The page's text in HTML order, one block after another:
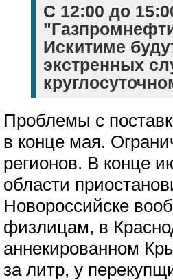
С 12:00 до
Искитиме
экстренных
Проблемы с
в конце мая.
регионов. В конце
области
Новороссийске
физлицам, в
аннекированном
за литр, у